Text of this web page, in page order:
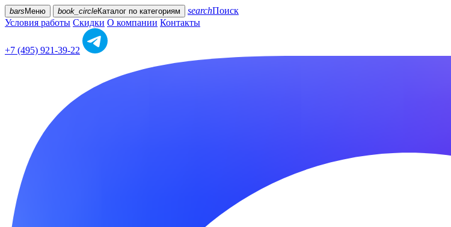
bars Меню book_circleКаталог по категориям searchПоиск
Условия работы Скидки О компании Контакты
+7 (495) 921-39-22